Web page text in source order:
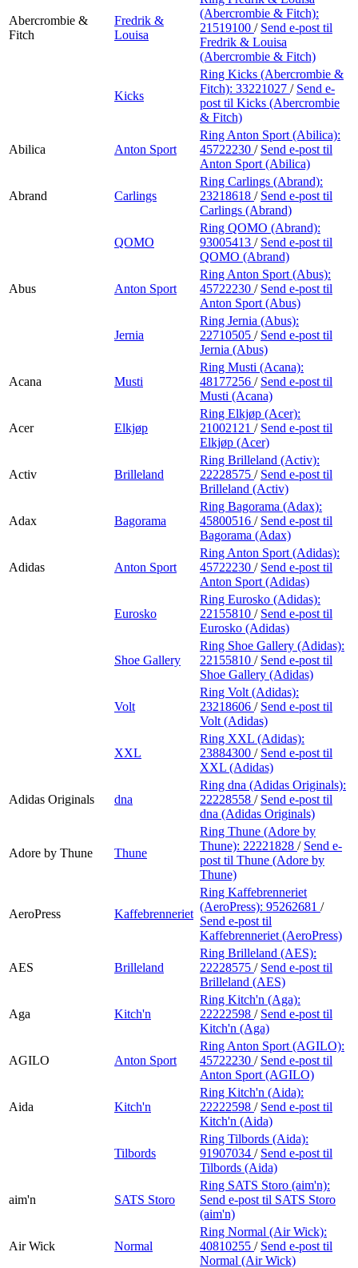
Abercrombie &
Fitch
Fredrik &
Louisa
(Abercrombie & Fitch):
21519100 / Send e-post til
Fredrik & Louisa
(Abercrombie & Fitch)
Kicks
Ring Kicks (Abercrombie &
Fitch): 33221027 / Send e-
post til Kicks (Abercrombie
& Fitch)
Abilica Anton Sport
Ring Anton Sport (Abilica):
45722230 / Send e-post til
Anton Sport (Abilica)
Abrand Carlings
Ring Carlings (Abrand):
23218618 / Send e-post til
Carlings (Abrand)
QOMO
Ring QOMO (Abrand):
93005413 / Send e-post til
QOMO (Abrand)
Abus Anton Sport
Ring Anton Sport (Abus):
45722230 / Send e-post til
Anton Sport (Abus)
Jernia
Ring Jernia (Abus):
22710505 / Send e-post til
Jernia (Abus)
Acana Musti
Ring Musti (Acana):
48177256 / Send e-post til
Musti (Acana)
Acer Elkjøp
Ring Elkjøp (Acer):
21002121 / Send e-post til
Elkjøp (Acer)
Activ Brilleland
Ring Brilleland (Activ):
22228575 / Send e-post til
Brilleland (Activ)
Adax Bagorama
Ring Bagorama (Adax):
45800516 / Send e-post til
Bagorama (Adax)
Adidas Anton Sport
Ring Anton Sport (Adidas):
45722230 / Send e-post til
Anton Sport (Adidas)
Eurosko
Ring Eurosko (Adidas):
22155810 / Send e-post til
Eurosko (Adidas)
Shoe Gallery
Ring Shoe Gallery (Adidas):
22155810 / Send e-post til
Shoe Gallery (Adidas)
Volt
Ring Volt (Adidas):
23218606 / Send e-post til
Volt (Adidas)
XXL
Ring XXL (Adidas):
23884300 / Send e-post til
XXL (Adidas)
Adidas Originals dna
Ring dna (Adidas Originals):
22228558 / Send e-post til
dna (Adidas Originals)
Adore by Thune Thune
Ring Thune (Adore by
Thune): 22221828 / Send e-
post til Thune (Adore by
Thune)
AeroPress Kaffebrenneriet
Ring Kaffebrenneriet
(AeroPress): 95262681 /
Send e-post til
Kaffebrenneriet (AeroPress)
AES Brilleland
Ring Brilleland (AES):
22228575 / Send e-post til
Brilleland (AES)
Aga Kitch'n
Ring Kitch'n (Aga):
22222598 / Send e-post til
Kitch'n (Aga)
AGILO Anton Sport
Ring Anton Sport (AGILO):
45722230 / Send e-post til
Anton Sport (AGILO)
Aida Kitch'n
Ring Kitch'n (Aida):
22222598 / Send e-post til
Kitch'n (Aida)
Tilbords
Ring Tilbords (Aida):
91907034 / Send e-post til
Tilbords (Aida)
aim'n SATS Storo
Ring SATS Storo (aim'n):
Send e-post til SATS Storo
(aim'n)
Air Wick Normal
Ring Normal (Air Wick):
40810255 / Send e-post til
Normal (Air Wick)